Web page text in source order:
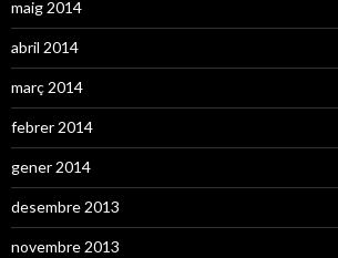
maig 2014
abril 2014
març 2014
febrer 2014
gener 2014
desembre 2013
novembre 2013